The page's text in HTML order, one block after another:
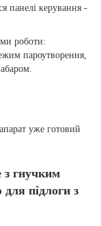
панелі керування -
роботи:
пароутворення,
уже готовий
з гнучким
підлоги з